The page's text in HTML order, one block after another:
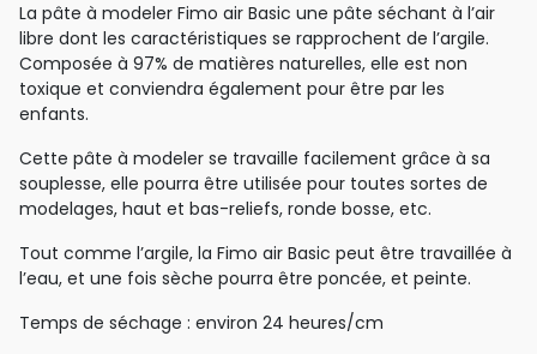
La pâte à modeler Fimo air Basic une pâte séchant à l’air
libre dont les caractéristiques se rapprochent de l’argile.
Composée à 97% de matières naturelles, elle est non
toxique et conviendra également pour être par les
enfants.
Cette pâte à modeler se travaille facilement grâce à sa
souplesse, elle pourra être utilisée pour toutes sortes de
modelages, haut et bas-reliefs, ronde bosse, etc.
Tout comme l’argile, la Fimo air Basic peut être travaillée à
l’eau, et une fois sèche pourra être poncée, et peinte.
Temps de séchage : environ 24 heures/cm